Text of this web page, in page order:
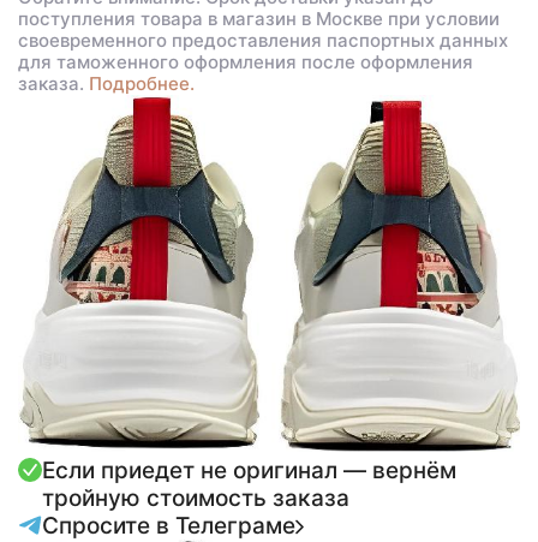
поступления товара в магазин в Москве при условии
своевременного предоставления паспортных данных
для таможенного оформления после оформления
заказа. Подробнее.
Если приедет не оригинал — вернём
тройную стоимость заказа
Спросите в Телеграме